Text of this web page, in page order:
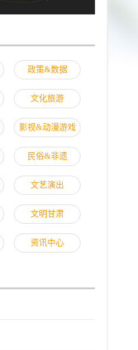
政策&数据
文化旅游
影视&动漫游戏
民俗&非遗
文艺演出
文明甘肃
资讯中心